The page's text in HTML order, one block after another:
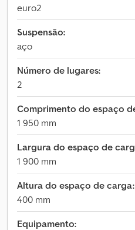
euro2
Suspensão:
aço
Número de lugares:
2
Comprimento do espaço
1 950 mm
Largura do espaço de
1 900 mm
Altura do espaço de carga:
400 mm
Equipamento: